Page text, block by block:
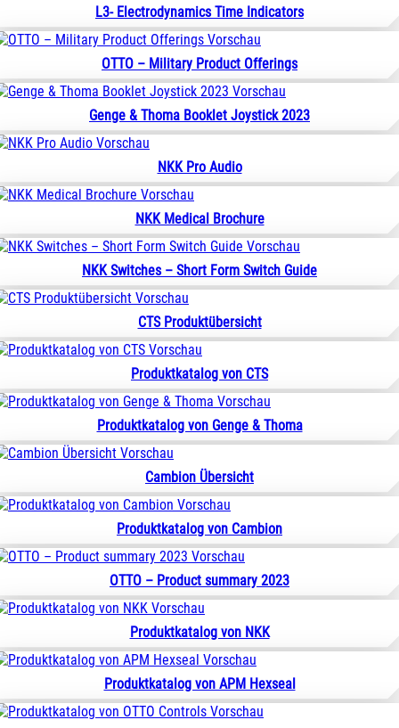
L3- Electrodynamics Time Indicators
OTTO – Military Product Offerings
Genge & Thoma Booklet Joystick 2023
NKK Pro Audio
NKK Medical Brochure
NKK Switches – Short Form Switch Guide
CTS Produktübersicht
Produktkatalog von CTS
Produktkatalog von Genge & Thoma
Cambion Übersicht
Produktkatalog von Cambion
OTTO – Product summary 2023
Produktkatalog von NKK
Produktkatalog von APM Hexseal